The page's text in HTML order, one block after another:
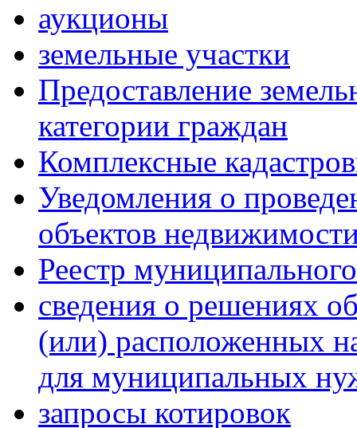
аукционы
земельные участки
Предоставление
категории граждан
Комплексные
Уведомления о
объектов
Реестр
сведения о решениях
(или) расположенных
для муниципальных
запросы котировок